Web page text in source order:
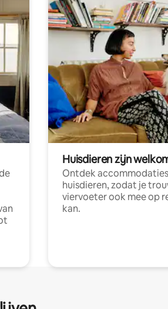
Huisdieren zijn
Ontdek
huisdieren, zodat je
viervoeter ook mee op
kan.